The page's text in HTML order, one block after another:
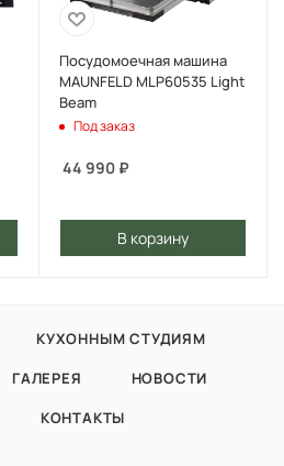
Посудомоечная машина
MAUNFELD MLP60535 Light
Beam
Под заказ
44 990 ₽
В корзину
КУХОННЫМ СТУДИЯМ
ГАЛЕРЕЯ
НОВОСТИ
КОНТАКТЫ